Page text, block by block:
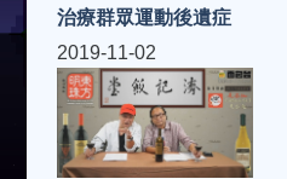
治療群眾運動後遺症
2019-11-02